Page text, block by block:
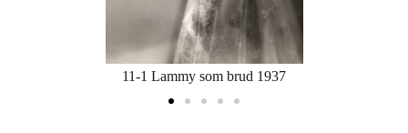
11-1 Lammy som brud 1937